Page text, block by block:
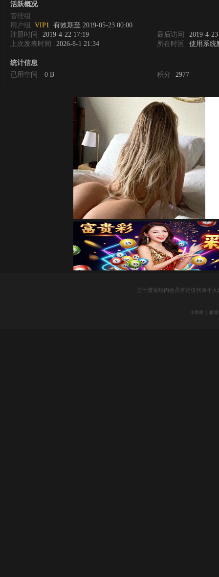
活跃概况
管理组
用户组 VIP1 有效期至 2019-05-23 00:00
注册时间
2019-4-22 17:19 最后访问
2019-4-
上次发表时间
2026-8-1 21:34 所在时区 使用系统
统计信息
已用空间
0 B 积分 2977
三十度论坛内会员言论仅代表个
小黑屋 极速